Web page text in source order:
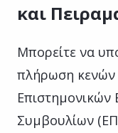
και
Μπορείτε να
πλήρωση κενών
Επιστημονικών
Συμβουλίων